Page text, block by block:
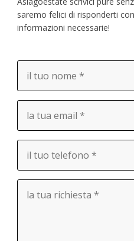
saremo felici di risponderti
informazioni necessarie!